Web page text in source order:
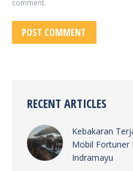
comment.
POST COMMENT
RECENT ARTICLES
Kebakaran
Mobil Fortuner
Indramayu